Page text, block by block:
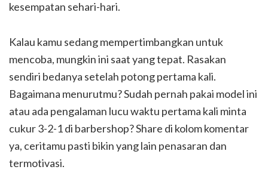
kesempatan sehari-hari.
Kalau kamu sedang mempertimbangkan untuk
mencoba, mungkin ini saat yang tepat. Rasakan
sendiri bedanya setelah potong pertama kali.
Bagaimana menurutmu? Sudah pernah pakai model ini
atau ada pengalaman lucu waktu pertama kali minta
cukur 3-2-1 di barbershop? Share di kolom komentar
ya, ceritamu pasti bikin yang lain penasaran dan
termotivasi.